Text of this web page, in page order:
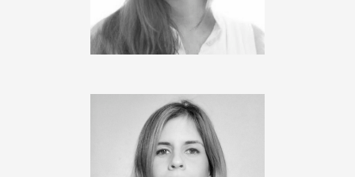
M. VIRGINIA COSENTINO
Arquitecta